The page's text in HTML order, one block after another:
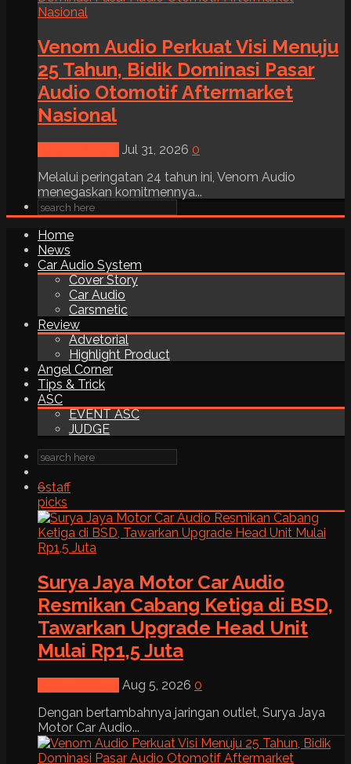
Venom Audio Perkuat Visi Menuju
25 Tahun, Bidik Dominasi Pasar
Audio Otomotif Aftermarket
Nasional
Jul 31, 2026 0
Melalui peringatan 24 tahun ini, Venom Audio
menegaskan komitmennya...
Home
News
Car Audio System
Cover Story
Car Audio
Carsmetic
Review
Advetorial
Highlight Product
Angel Corner
Tips & Trick
ASC
EVENT ASC
JUDGE
6staff
picks
Surya Jaya Motor Car Audio
Resmikan Cabang Ketiga di BSD,
Tawarkan Upgrade Head Unit
Mulai Rp1,5 Juta
Aug 5, 2026 0
Dengan bertambahnya jaringan outlet, Surya Jaya
Motor Car Audio...